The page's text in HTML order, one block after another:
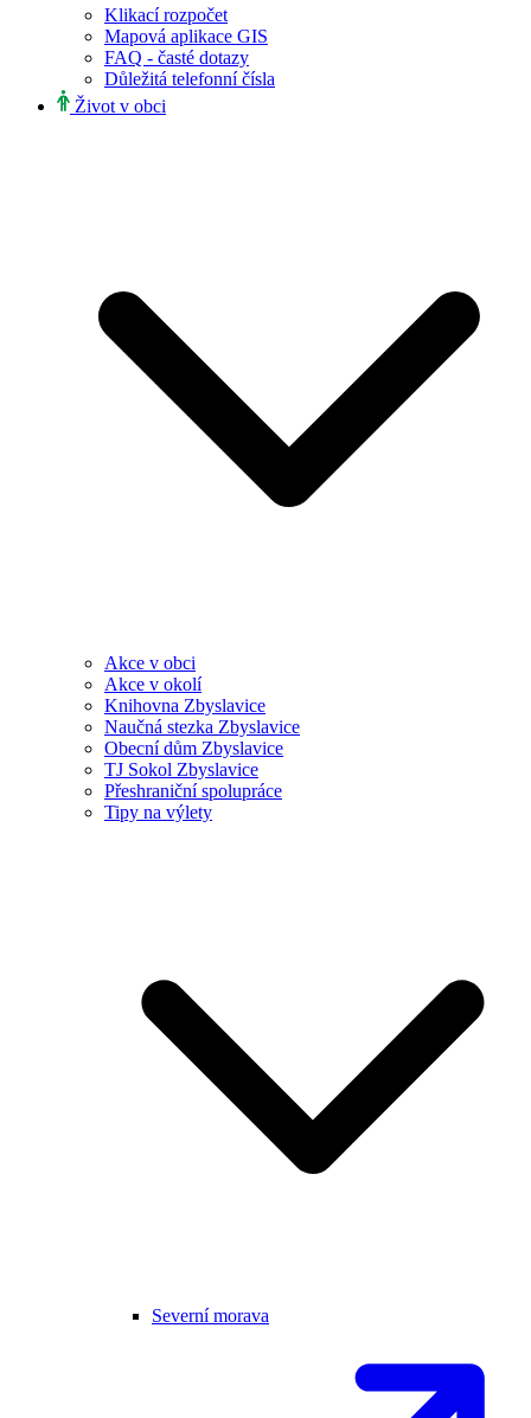
Klikací rozpočet
Mapová aplikace GIS
FAQ - časté dotazy
Důležitá telefonní čísla
Život v obci
Akce v obci
Akce v okolí
Knihovna Zbyslavice
Naučná stezka Zbyslavice
Obecní dům Zbyslavice
TJ Sokol Zbyslavice
Přeshraniční spolupráce
Tipy na výlety
Severní morava